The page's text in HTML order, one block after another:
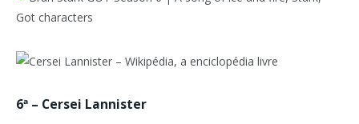
6ª – Cersei Lannister